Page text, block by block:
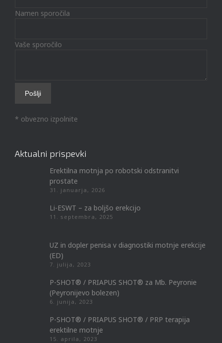
Namen sporočila
Vaše sporočilo
* obvezno izpolnite
Aktualni prispevki
Erektilna motnja po robotski odstranitvi
prostate
31. januarja, 2026
Li-ESWT – za boljšo erekcijo
11. septembra, 2025
UZ in dopler penisa v diagnostiki motnje erekcije
(ED)
7. julija, 2023
P-SHOT® / PRIAPUS SHOT® za Mb. Peyronie
(Peyronijevo bolezen)
6. junija, 2023
P-SHOT® / PRIAPUS SHOT® / PRP terapija
erektilne motnje
15. aprila, 2023